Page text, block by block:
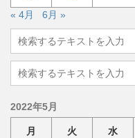
« 4月
6月 »
2022年5月
月 火 水